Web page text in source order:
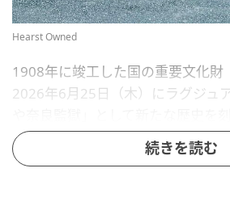
Hearst Owned
1908年に竣工した国の重要文化財
2026年6月25日（木）にラグジュ
重要文化財”をコンセプトに、約
がれてきた建築美を守りながら、
続きを読む